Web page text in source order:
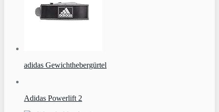
adidas Gewichthebergürtel
Adidas Powerlift 2